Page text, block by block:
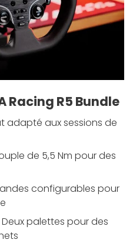
Racing R5 Bundle
adapté aux sessions de
de 5,5 Nm pour des
configurables pour
Deux palettes pour des